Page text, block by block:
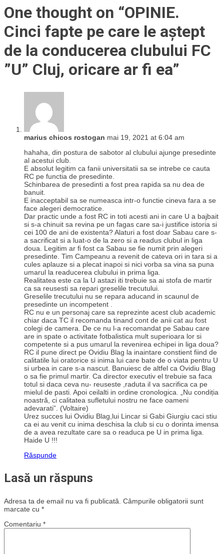
One thought on “OPINIE.
Cinci fapte pe care le aștept
de la conducerea clubului FC
”U” Cluj, oricare ar fi ea”
marius chicos rostogan mai 19, 2021 at 6:04 am
hahaha, din postura de sabotor al clubului ajunge presedinte
al acestui club.
E absolut legitim ca fanii universitatii sa se intrebe ce cauta
RC pe functia de presedinte.
Schinbarea de presedinti a fost prea rapida sa nu dea de
banuit.
E inacceptabil sa se numeasca intr-o functie cineva fara a se
face alegeri democratice.
Dar practic unde a fost RC in toti acesti ani in care U a bajbait
si s-a chinuit sa revina pe un fagas care sa-i justifice istoria si
cei 100 de ani de existenta? Alaturi a fost doar Sabau care s-
a sacrificat si a luat-o de la zero si a readus clubul in liga
doua. Legitim ar fi fost ca Sabau se fie numit prin alegeri
presedinte. Tim Campeanu a revenit de cateva ori in tara si a
cules aplauze si a plecat inapoi si nici vorba sa vina sa puna
umarul la readucerea clubului in prima liga.
Realitatea este ca la U astazi iti trebuie sa ai stofa de martir
ca sa reusesti sa repari greselile trecutului.
Greselile trecutului nu se repara aducand in scaunul de
presedinte un incompetent .
RC nu e un personaj care sa reprezinte acest club academic
chiar daca TC il recomanda tinand cont de anii cat au fost
colegi de camera. De ce nu l-a recomandat pe Sabau care
are in spate o activitate fotbalistica mult superioara lor si
competente si a pus umarul la revenirea echipei in liga doua?
RC il pune direct pe Ovidiu Blag la inaintare constient fiind de
calitatile lui oratorice si inima lui care bate de o viata pentru U
si urbea in care s-a nascut. Banuiesc de altfel ca Ovidiu Blag
o sa fie primul martir. Ca director executiv el trebuie sa faca
totul si daca ceva nu- reuseste ,raduta il va sacrifica ca pe
mielul de pasti. Apoi ceilalti in ordine cronologica. „Nu condiția
noastră, ci calitatea sufletului nostru ne face oameni
adevarati”. (Voltaire)
Urez succes lui Ovidiu Blag,lui Lincar si Gabi Giurgiu caci stiu
ca ei au venit cu inima deschisa la club si cu o dorinta imensa
de a avea rezultate care sa o readuca pe U in prima liga.
Haide U !!!
Răspunde
Lasă un răspuns
Adresa ta de email nu va fi publicată. Câmpurile obligatorii sunt
marcate cu *
Comentariu *